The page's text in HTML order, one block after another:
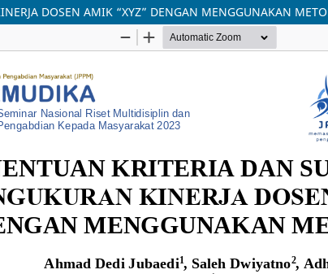
DOSEN AMIK “XYZ” DENGAN MENGGUNAKAN